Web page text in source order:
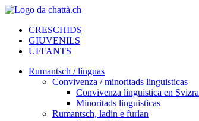
CRESCHIDS
GIUVENILS
UFFANTS
Rumantsch / linguas
Convivenza / minoritads linguisticas
Convivenza linguistica en Svizra
Minoritads linguisticas
Rumantsch, ladin e furlan